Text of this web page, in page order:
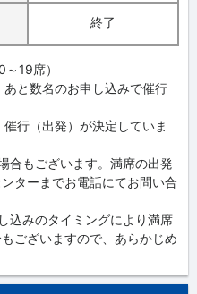
終了
19席）
あと数名のお申し込みで催行
行（出発）が決定していま
合もございます。満席の出発
ターまでお電話にてお問い合
込みのタイミングにより満席
ございますので、あらかじめ